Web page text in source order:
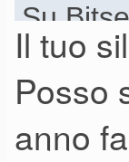
Su
Il tuo
Posso
anno